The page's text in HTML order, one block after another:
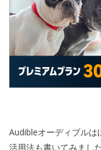
Audibleオーディブル
活用法も書いてみまし